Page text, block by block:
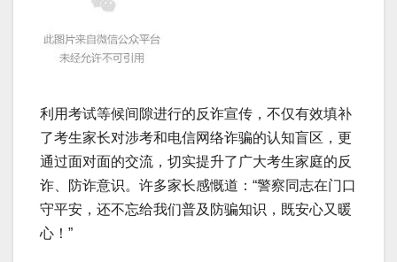
利用考试等候间隙进行的反诈宣传，不仅有效填补
了考生家长对涉考和电信网络诈骗的认知盲区，更
通过面对面的交流，切实提升了广大考生家庭的反
诈、防诈意识。许多家长感慨道：“警察同志在门口
守平安，还不忘给我们普及防骗知识，既安心又暖
心！”